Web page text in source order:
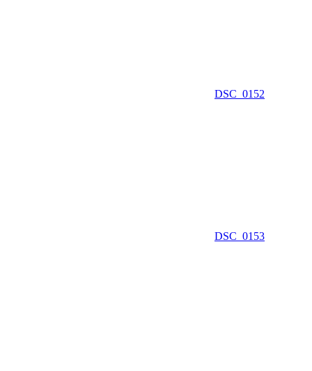
DSC_0152
DSC_0153